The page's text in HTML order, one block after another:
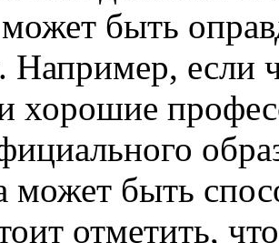
быть
Например, если
хорошие
может быть
отметить,